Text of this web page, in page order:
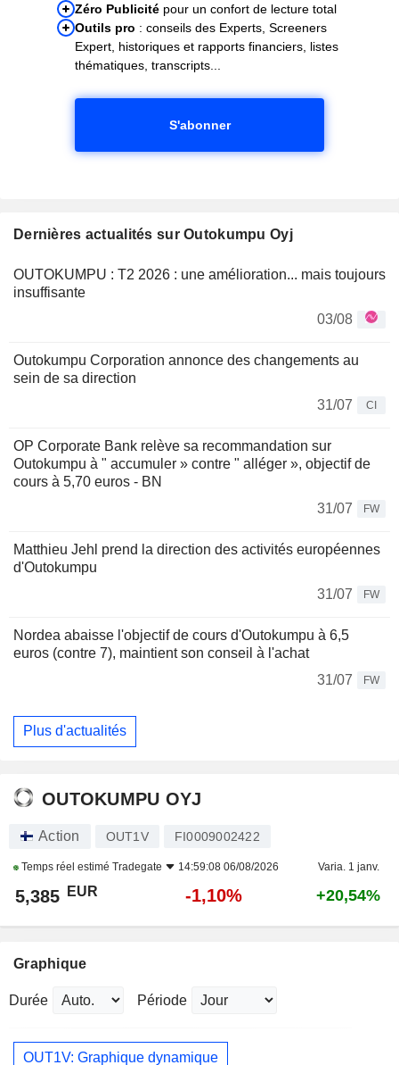
Zéro Publicité pour un confort de lecture total
Outils pro : conseils des Experts, Screeners
Expert, historiques et rapports financiers, listes
thématiques, transcripts...
S'abonner
Dernières actualités sur Outokumpu Oyj
OUTOKUMPU : T2 2026 : une amélioration... mais toujours
insuffisante
03/08
Outokumpu Corporation annonce des changements au
sein de sa direction
31/07
CI
OP Corporate Bank relève sa recommandation sur
Outokumpu à " accumuler » contre " alléger », objectif de
cours à 5,70 euros - BN
31/07
FW
Matthieu Jehl prend la direction des activités européennes
d'Outokumpu
31/07
FW
Nordea abaisse l'objectif de cours d'Outokumpu à 6,5
euros (contre 7), maintient son conseil à l'achat
31/07
FW
Plus d'actualités
OUTOKUMPU OYJ
Action OUT1V FI0009002422
Temps réel estimé Tradegate 14:59:08 06/08/2026 Varia. 1 janv.
5,385 EUR -1,10% +20,54%
Graphique
Durée Période
OUT1V: Graphique dynamique